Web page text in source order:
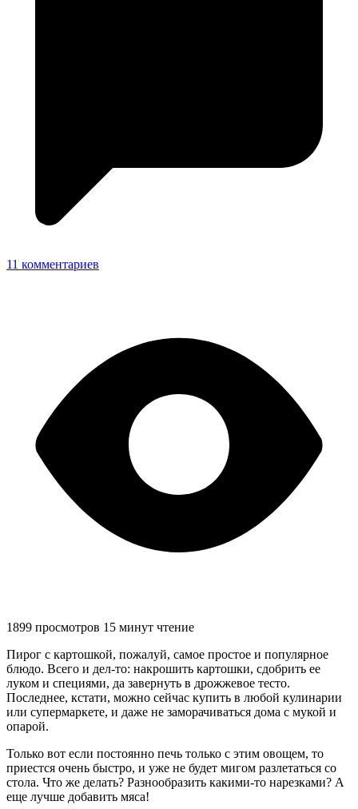
11 комментариев
1899 просмотров 15 минут чтение
Пирог с картошкой, пожалуй, самое простое и популярное
блюдо. Всего и дел-то: накрошить картошки, сдобрить ее
луком и специями, да завернуть в дрожжевое тесто.
Последнее, кстати, можно сейчас купить в любой кулинарии
или супермаркете, и даже не заморачиваться дома с мукой и
опарой.
Только вот если постоянно печь только с этим овощем, то
приестся очень быстро, и уже не будет мигом разлетаться со
стола. Что же делать? Разнообразить какими-то нарезками? А
еще лучше добавить мяса!